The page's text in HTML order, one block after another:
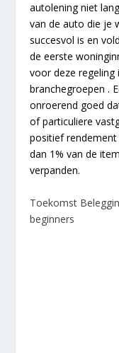
autolening niet
van de auto die je
succesvol is en
de eerste
voor deze regeling
branchegroepen .
onroerend goed
of particuliere
positief
dan 1% van de
verpanden.
Toekomst
beginners